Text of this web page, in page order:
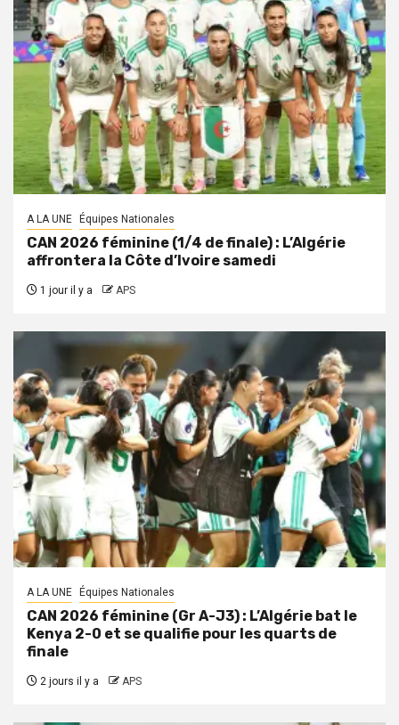
A LA UNE Équipes Nationales
CAN 2026 féminine (1/4 de finale) : L’Algérie
affrontera la Côte d’Ivoire samedi
1 jour il y a APS
A LA UNE Équipes Nationales
CAN 2026 féminine (Gr A-J3) : L’Algérie bat le
Kenya 2-0 et se qualifie pour les quarts de
finale
2 jours il y a APS